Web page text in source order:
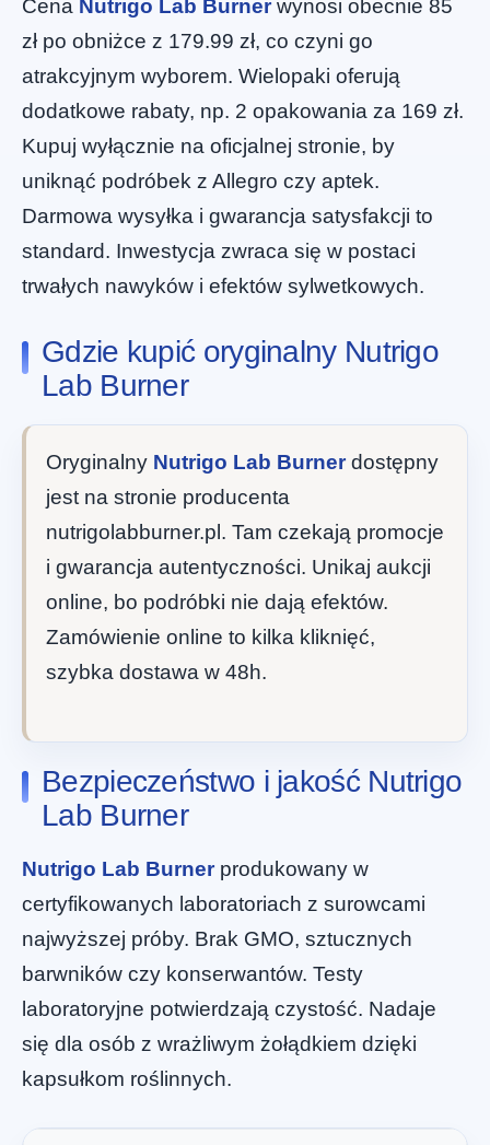
Cena Nutrigo Lab Burnerwynosi obecnie 85
zł po obniżce z 179.99 zł, co czyni go
atrakcyjnym wyborem. Wielopaki oferują
dodatkowe rabaty, np. 2 opakowania za 169 zł.
Kupuj wyłącznie na oficjalnej stronie, by
uniknąć podróbek z Allegro czy aptek.
Darmowa wysyłka i gwarancja satysfakcji to
standard. Inwestycja zwraca się w postaci
trwałych nawyków i efektów sylwetkowych.
Gdzie kupić oryginalny Nutrigo
Lab Burner
Oryginalny Nutrigo Lab Burnerdostępny
jest na stronie producenta
nutrigolabburner.pl. Tam czekają promocje
i gwarancja autentyczności. Unikaj aukcji
online, bo podróbki nie dają efektów.
Zamówienie online to kilka kliknięć,
szybka dostawa w 48h.
Bezpieczeństwo i jakość Nutrigo
Lab Burner
Nutrigo Lab Burnerprodukowany w
certyfikowanych laboratoriach z surowcami
najwyższej próby. Brak GMO, sztucznych
barwników czy konserwantów. Testy
laboratoryjne potwierdzają czystość. Nadaje
się dla osób z wrażliwym żołądkiem dzięki
kapsułkom roślinnych.